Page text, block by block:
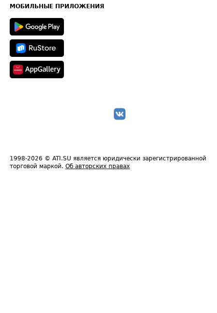
Техническая информация
МОБИЛЬНЫЕ ПРИЛОЖЕНИЯ
1998-2026 © ATI.SU является юридически зарегистрированной
торговой маркой. Об авторских правах